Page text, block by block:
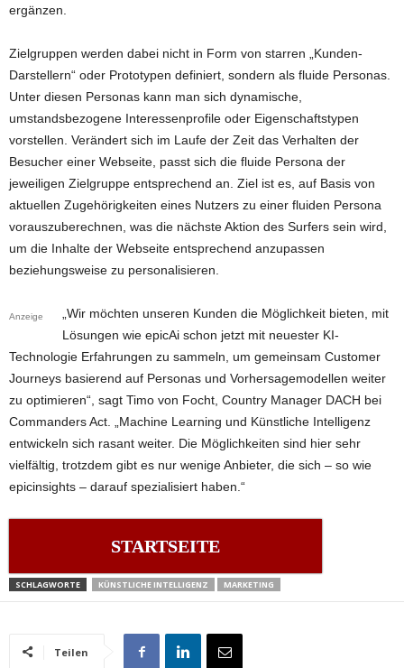
ergänzen.
Zielgruppen werden dabei nicht in Form von starren „Kunden-
Darstellern“ oder Prototypen definiert, sondern als fluide Personas.
Unter diesen Personas kann man sich dynamische,
umstandsbezogene Interessenprofile oder Eigenschaftstypen
vorstellen. Verändert sich im Laufe der Zeit das Verhalten der
Besucher einer Webseite, passt sich die fluide Persona der
jeweiligen Zielgruppe entsprechend an. Ziel ist es, auf Basis von
aktuellen Zugehörigkeiten eines Nutzers zu einer fluiden Persona
vorauszuberechnen, was die nächste Aktion des Surfers sein wird,
um die Inhalte der Webseite entsprechend anzupassen
beziehungsweise zu personalisieren.
Anzeige
„Wir möchten unseren Kunden die Möglichkeit bieten, mit
Lösungen wie epicAi schon jetzt mit neuester KI-
Technologie Erfahrungen zu sammeln, um gemeinsam Customer
Journeys basierend auf Personas und Vorhersagemodellen weiter
zu optimieren“, sagt Timo von Focht, Country Manager DACH bei
Commanders Act. „Machine Learning und Künstliche Intelligenz
entwickeln sich rasant weiter. Die Möglichkeiten sind hier sehr
vielfältig, trotzdem gibt es nur wenige Anbieter, die sich – so wie
epicinsights – darauf spezialisiert haben.“
STARTSEITE
SCHLAGWORTE KÜNSTLICHE INTELLIGENZ MARKETING
Teilen